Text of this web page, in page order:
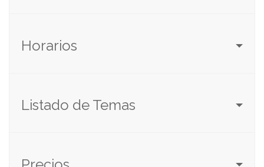
Horarios
Listado de Temas